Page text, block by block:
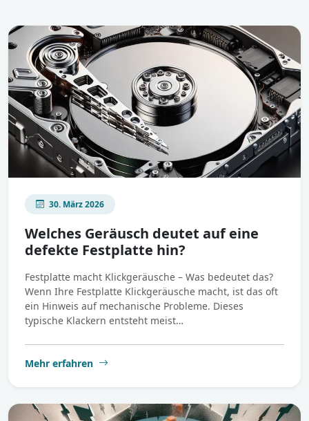
30. März 2026
Welches Geräusch deutet auf eine
defekte Festplatte hin?
Festplatte macht Klickgeräusche – Was bedeutet das?
Wenn Ihre Festplatte Klickgeräusche macht, ist das oft
ein Hinweis auf mechanische Probleme. Dieses
typische Klackern entsteht meist…
Mehr erfahren